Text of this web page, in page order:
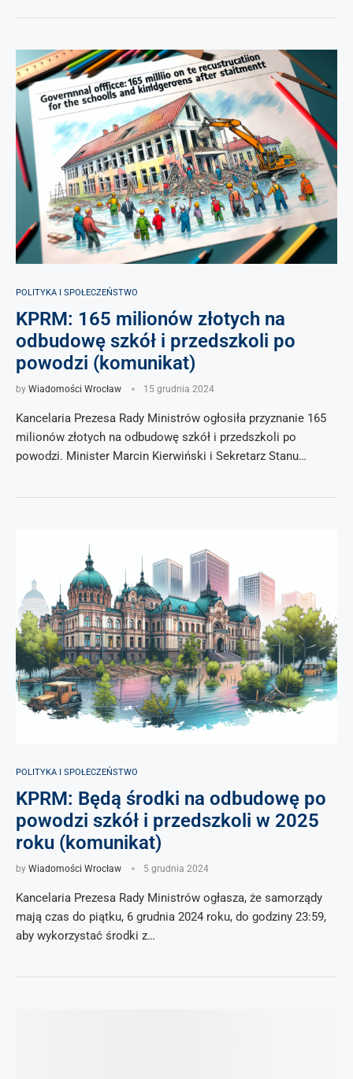
POLITYKA I SPOŁECZEŃSTWO
KPRM: 165 milionów złotych na
odbudowę szkół i przedszkoli po
powodzi (komunikat)
by Wiadomości Wrocław 15 grudnia 2024
Kancelaria Prezesa Rady Ministrów ogłosiła przyznanie 165
milionów złotych na odbudowę szkół i przedszkoli po
powodzi. Minister Marcin Kierwiński i Sekretarz Stanu…
POLITYKA I SPOŁECZEŃSTWO
KPRM: Będą środki na odbudowę po
powodzi szkół i przedszkoli w 2025
roku (komunikat)
by Wiadomości Wrocław 5 grudnia 2024
Kancelaria Prezesa Rady Ministrów ogłasza, że samorządy
mają czas do piątku, 6 grudnia 2024 roku, do godziny 23:59,
aby wykorzystać środki z…